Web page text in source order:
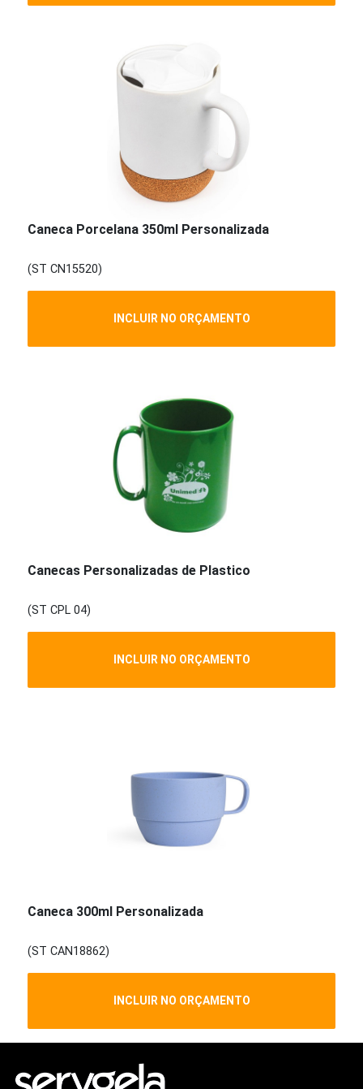
Caneca Porcelana 350ml Personalizada
(ST CN15520)
INCLUIR NO ORÇAMENTO
Canecas Personalizadas de Plastico
(ST CPL 04)
INCLUIR NO ORÇAMENTO
Caneca 300ml Personalizada
(ST CAN18862)
INCLUIR NO ORÇAMENTO